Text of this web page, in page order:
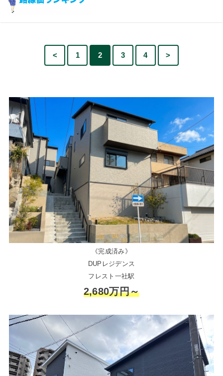
< 1 2 3 4 >
《完成済み》
DUPレジデンス
フレスト一社駅
2,680万円～